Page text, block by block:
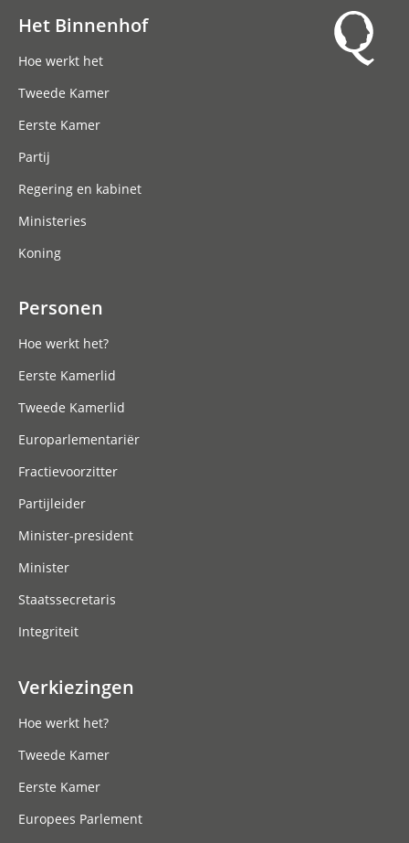
Het Binnenhof
Hoe werkt het
Tweede Kamer
Eerste Kamer
Partij
Regering en kabinet
Ministeries
Koning
Personen
Hoe werkt het?
Eerste Kamerlid
Tweede Kamerlid
Europarlementariër
Fractievoorzitter
Partijleider
Minister-president
Minister
Staatssecretaris
Integriteit
Verkiezingen
Hoe werkt het?
Tweede Kamer
Eerste Kamer
Europees Parlement